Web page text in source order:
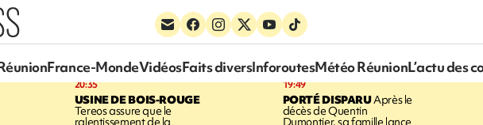
France-MondeVidéosFaits diversInforoutesMétéo RéunionL’actu des
20:35
USINE DE BOIS-ROUGE
Tereos assure que le
ralentissement de la
19:49
PORTÉ DISPARUAprès le
décès de Quentin
Dumontier, sa famille lance